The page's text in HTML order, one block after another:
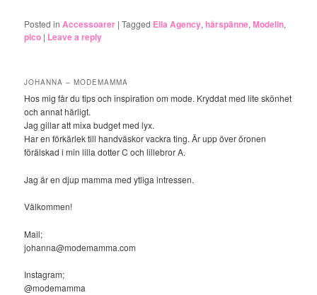
Posted in Accessoarer |Tagged Ella Agency,hårspänne,Modelin,
pico | Leave a reply
JOHANNA – MODEMAMMA
Hos mig får du tips och inspiration om mode. Kryddat med lite skönhet
och annat härligt.
Jag gillar att mixa budget med lyx.
Har en förkärlek till handväskor vackra ting. Är upp över öronen
förälskad i min lilla dotter C och lillebror A.
Jag är en djup mamma med ytliga intressen.
Välkommen!
Mail;
johanna@modemamma.com
Instagram;
@modemamma